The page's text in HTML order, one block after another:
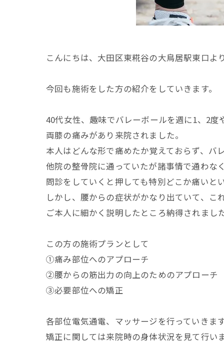
こんにちは、大田区東糀谷の大鳥居駅東口よ
今回も施術をした方の紹介をしていきます。
40代女性、趣味でバレーボールを週に1、2度
両膝の痛みがあり来院されました。
本人はどんな形で痛めたか覚えておらず、バ
他院の整骨院に通っていたが諸事情で通わな
問診をしていくと押しても特別どこか痛いと
しかし、腰からの症状がかなり出ていて、こ
ご本人に細かく説明したところ納得されました
この方の施術プランとして
①痛み部位へのアプローチ
②腰からの筋出力の向上のためのアプローチ
③必要部位への矯正
各部位電気通電、マッサージを行っていきます
矯正に関しては来院時の身体状況を見て行い